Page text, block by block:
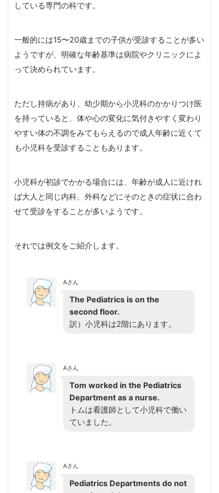
している専門の科です。
一般的には15〜20歳までの子供が受診することが多い
ようですが、明確な年齢基準は病院やクリニックによ
って決められています。
ただし持病があり、幼少期から小児科のかかりつけ医
を持っていると、体や心の変化に気付きやすく変わり
やすい体の不調をみてもらえるので成人年齢に近くて
も小児科を受診することもあります。
小児科が初診でかかる場合には、年齢が成人に近けれ
ば大人と同じ内科、外科などにそのときの症状に合わ
せて受診をすることが多いようです。
それでは例文をご紹介します。
Aさん
The Pediatrics is on the
second floor.
訳）小児科は2階にあります。
Aさん
Tom worked in the Pediatrics
Department as a nurse.
トムは看護師として小児科で働い
ていました。
Aさん
Pediatrics Departments do not